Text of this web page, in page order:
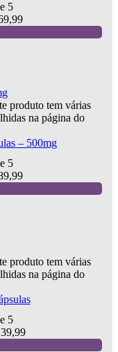
5
produto tem várias
na página do
– 500mg
5
produto tem várias
na página do
5